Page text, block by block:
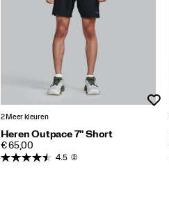
2 Meer kleuren
Heren Outpace 7" Short
PRICE
€ 65,00
4.5 (2)